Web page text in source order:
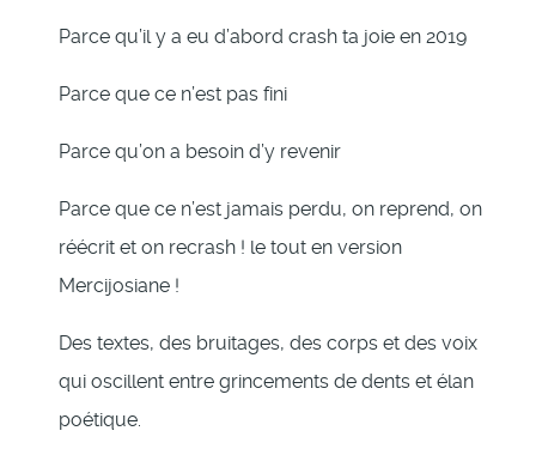
Parce qu’il y a eu d’abord crash ta joie en 2019
Parce que ce n’est pas fini
Parce qu’on a besoin d’y revenir
Parce que ce n’est jamais perdu, on reprend, on
réécrit et on recrash ! le tout en version
Mercijosiane !
Des textes, des bruitages, des corps et des voix
qui oscillent entre grincements de dents et élan
poétique.